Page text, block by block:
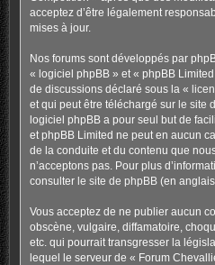
acceptez d’être légalement
mises à jour.
Nos forums sont développés par
« logiciel phpBB » et « phpBB
de discussions déclaré sous la «
et qui peut être téléchargé sur le site
logiciel phpBB a pour seul but de
et phpBB Limited ne peut en aucun
de la conduite et du contenu que
n’acceptons pas. Pour plus
consulter le site de phpBB(en
Vous acceptez de ne publier aucun
obscène, vulgaire, diffamatoire,
etc. qui pourrait transgresser la
lequel le serveur de « Forum